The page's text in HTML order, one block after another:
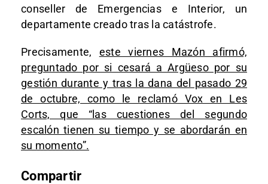
conseller de Emergencias e Interior, un
departamente creado tras la catástrofe.
Precisamente, este viernes Mazón afirmó,
preguntado por si cesará a Argüeso por su
gestión durante y tras la dana del pasado 29
de octubre, como le reclamó Vox en Les
Corts, que “las cuestiones del segundo
escalón tienen su tiempo y se abordarán en
su momento”.
Compartir